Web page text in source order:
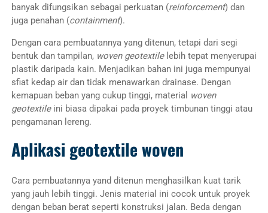
banyak difungsikan sebagai perkuatan (reinforcement) dan
juga penahan (containment).
Dengan cara pembuatannya yang ditenun, tetapi dari segi
bentuk dan tampilan, woven geotextilelebih tepat menyerupai
plastik daripada kain. Menjadikan bahan ini juga mempunyai
sfiat kedap air dan tidak menawarkan drainase. Dengan
kemapuan beban yang cukup tinggi, material
woven
geotextileini biasa dipakai pada proyek timbunan tinggi atau
pengamanan lereng.
Aplikasi geotextile woven
Cara pembuatannya yand ditenun menghasilkan kuat tarik
yang jauh lebih tinggi. Jenis material ini cocok untuk proyek
dengan beban berat seperti konstruksi jalan. Beda dengan